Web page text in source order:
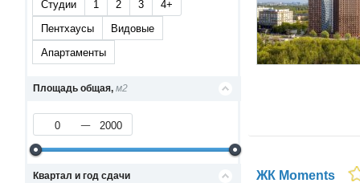
Студии 1 2 3
4+
Пентхаусы
Видовые
Апартаменты
Площадь общая, м2
Квартал и год сдачи ЖК Moments